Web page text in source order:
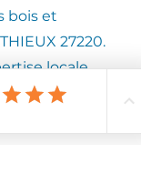
bois et
27220.
locale
de votre